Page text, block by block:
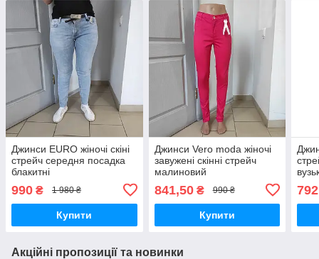
Джинси EURO жіночі скіні
стрейч середня посадка
блакитні
990 ₴ 1 980 ₴
Купити
Джинси Vero moda жіночі
завужені скінні стрейч
малиновий
841,50₴ 990 ₴
Купити
792
Акційні пропозиції та новинки